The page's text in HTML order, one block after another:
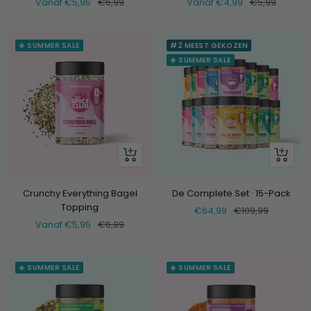
☀️ SUMMER SALE
Bekijk
Crunchy Everything Bagel
Topping
Verkoopprijs
Vanaf €5,95 Normale
€6,99
#2 MEEST GEKOZEN
☀️ SUMMER SALE
+
De Complete Set · 15-Pack
Verkoopprijs
€64,99 Normale
€109,99
☀️ SUMMER SALE ☀️ SUMMER SALE